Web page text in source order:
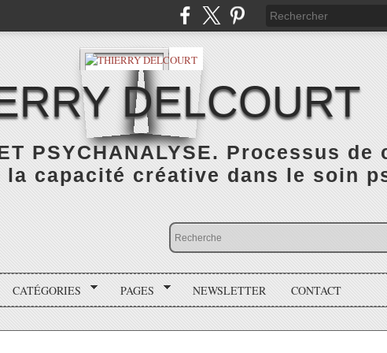
DELCOURT
PSYCHANALYSE. Processus
la capacité créative dans le soin
CATÉGORIES PAGES NEWSLETTER CONTACT